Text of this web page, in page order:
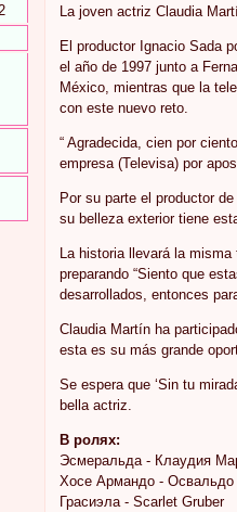
La joven actriz Claudia
El productor Ignacio Sada
el año de 1997 junto a
México, mientras que la
con este nuevo reto.
“ Agradecida, cien por
empresa (Televisa) por
Por su parte el productor
su belleza exterior tiene
La historia llevará la
preparando “Siento que
desarrollados, entonces
Claudia Martín ha
esta es su más grande
Se espera que ‘Sin tu
bella actriz.
В ролях:
Эсмеральда - Клаудия
Хосе Армандо -
Грасиэла - Scarlet Gruber